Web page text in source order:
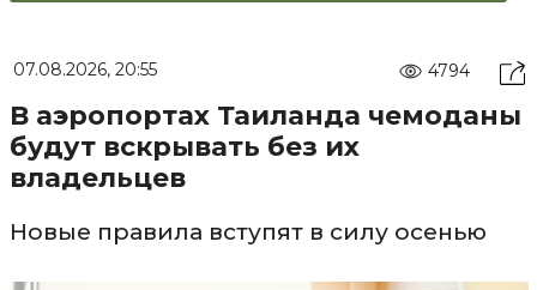
07.08.2026, 20:55 4794
В аэропортах Таиланда чемоданы
будут вскрывать без их
владельцев
Новые правила вступят в силу осенью